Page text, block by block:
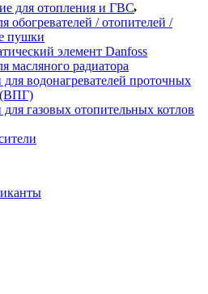
для отопления и ГВС
обогревателей / отопителей /
пушки
элемент Danfoss
масляного радиатора
для водонагревателей проточных
(ВПГ)
для газовых отопительных котлов